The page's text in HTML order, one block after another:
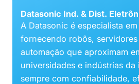
Datasonic Ind. & Dist.
A Datasonic é especialista
fornecendo robôs,
automação que aproximam
universidades e indústrias
sempre com confiabilidade,